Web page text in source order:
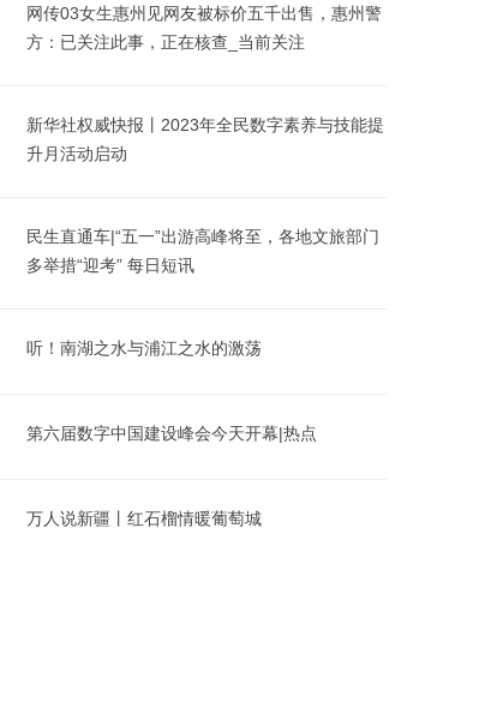
网传03女生惠州见网友被标价五千出售，惠州警
方：已关注此事，正在核查_当前关注
新华社权威快报丨2023年全民数字素养与技能提
升月活动启动
民生直通车|“五一”出游高峰将至，各地文旅部门
多举措“迎考” 每日短讯
听！南湖之水与浦江之水的激荡
第六届数字中国建设峰会今天开幕|热点
万人说新疆丨红石榴情暖葡萄城